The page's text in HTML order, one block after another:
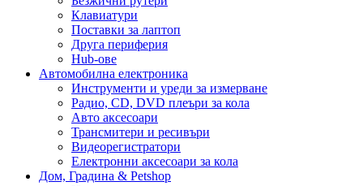
Клавиатури
Поставки за лаптоп
Друга периферия
Hub-ове
Автомобилна електроника
Инструменти и уреди за измерване
Радио, CD, DVD плеъри за кола
Авто аксесоари
Трансмитери и ресивъри
Видеорегистратори
Електронни аксесоари за кола
Дом, Градина & Petshop